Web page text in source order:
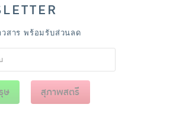
สาร พร้อมรับส่วนลด
ษ สุภาพสตรี